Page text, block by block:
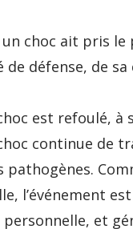
un choc ait pris
défense, de
est refoulé,
continue de
pathogènes.
l’événement
et